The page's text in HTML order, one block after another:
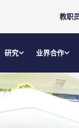
教职
研究 业界合作